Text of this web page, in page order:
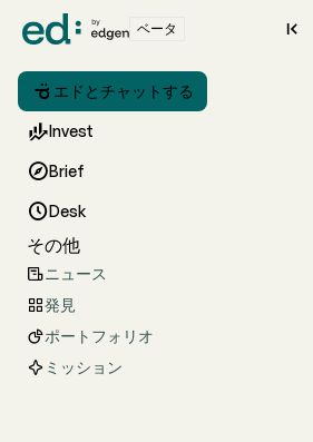
ベータ 
 エドとチャットする
Invest
Brief
Desk
その他
ニュース
発見
ポートフォリオ
ミッション